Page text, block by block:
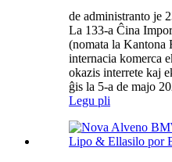
de administranto je
La 133-a Ĉina
(nomata la Kantona
internacia komerca
okazis interrete kaj
ĝis la 5-a de majo
Legu pli